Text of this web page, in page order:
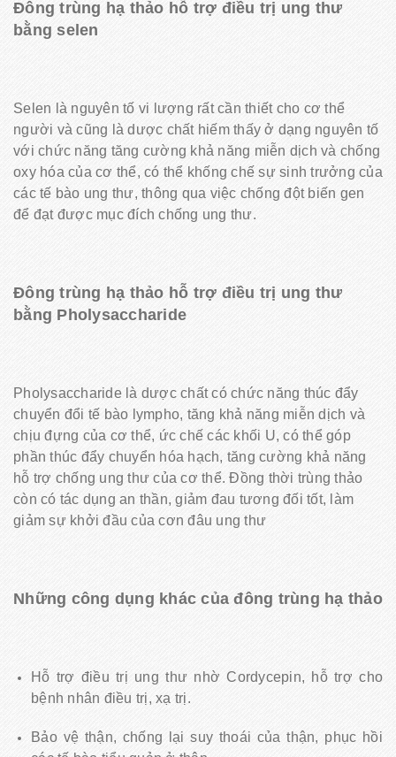
Đông trùng hạ thảo hỗ trợ điều trị ung thư
bằng selen
Selen là nguyên tố vi lượng rất cần thiết cho cơ thể
người và cũng là dược chất hiếm thấy ở dạng nguyên tố
với chức năng tăng cường khả năng miễn dịch và chống
oxy hóa của cơ thể, có thể khống chế sự sinh trưởng của
các tế bào ung thư, thông qua việc chống đột biến gen
để đạt được mục đích chống ung thư.
Đông trùng hạ thảo hỗ trợ điều trị ung thư
bằng Pholysaccharide
Pholysaccharide là dược chất có chức năng thúc đẩy
chuyển đổi tế bào lympho, tăng khả năng miễn dịch và
chịu đựng của cơ thể, ức chế các khối U, có thể góp
phần thúc đẩy chuyển hóa hạch, tăng cường khả năng
hỗ trợ chống ung thư của cơ thể. Đồng thời trùng thảo
còn có tác dụng an thần, giảm đau tương đối tốt, làm
giảm sự khởi đầu của cơn đâu ung thư
Những công dụng khác của đông trùng hạ thảo
Hỗ trợ điều trị ung thư nhờ Cordycepin, hỗ trợ cho
bệnh nhân điều trị, xạ trị.
Bảo vệ thận, chống lại suy thoái của thận, phục hồi